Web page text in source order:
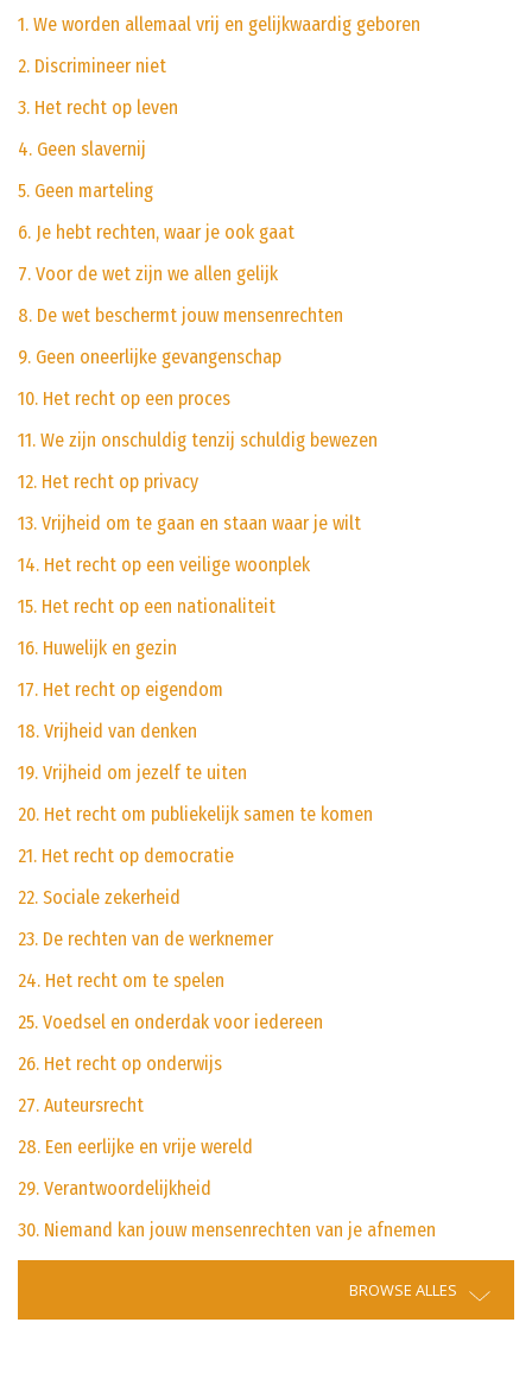
1. We worden allemaal vrij en gelijkwaardig geboren
2. Discrimineer niet
3. Het recht op leven
4. Geen slavernij
5. Geen marteling
6. Je hebt rechten, waar je ook gaat
7. Voor de wet zijn we allen gelijk
8. De wet beschermt jouw mensenrechten
9. Geen oneerlijke gevangenschap
10. Het recht op een proces
11. We zijn onschuldig tenzij schuldig bewezen
12. Het recht op privacy
13. Vrijheid om te gaan en staan waar je wilt
14. Het recht op een veilige woonplek
15. Het recht op een nationaliteit
16. Huwelijk en gezin
17. Het recht op eigendom
18. Vrijheid van denken
19. Vrijheid om jezelf te uiten
20. Het recht om publiekelijk samen te komen
21. Het recht op democratie
22. Sociale zekerheid
23. De rechten van de werknemer
24. Het recht om te spelen
25. Voedsel en onderdak voor iedereen
26. Het recht op onderwijs
27. Auteursrecht
28. Een eerlijke en vrije wereld
29. Verantwoordelijkheid
30. Niemand kan jouw mensenrechten van je afnemen
BROWSE ALLES